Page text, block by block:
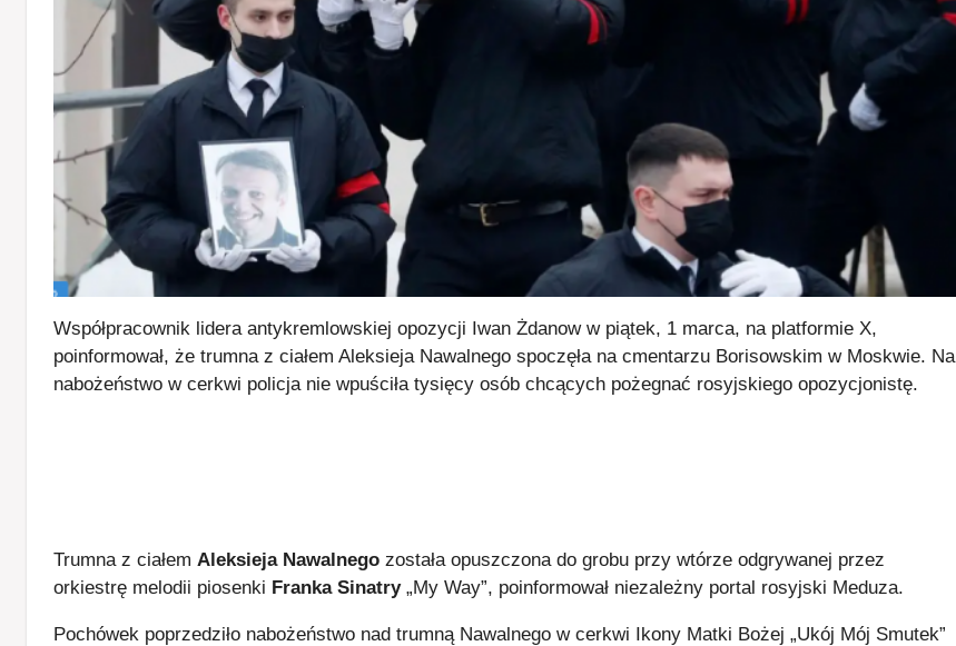
Współpracownik lidera antykremlowskiej opozycji Iwan Żdanow w piątek, 1 marca, na platformie X,
poinformował, że trumna z ciałem Aleksieja Nawalnego spoczęła na cmentarzu Borisowskim w Moskwie. Na
nabożeństwo w cerkwi policja nie wpuściła tysięcy osób chcących pożegnać rosyjskiego opozycjonistę.
Trumna z ciałem Aleksieja Nawalnego została opuszczona do grobu przy wtórze odgrywanej przez
orkiestrę melodii piosenki Franka Sinatry„My Way”, poinformował niezależny portal rosyjski Meduza.
Pochówek poprzedziło nabożeństwo nad trumną Nawalnego w cerkwi Ikony Matki Bożej „Ukój Mój Smutek”